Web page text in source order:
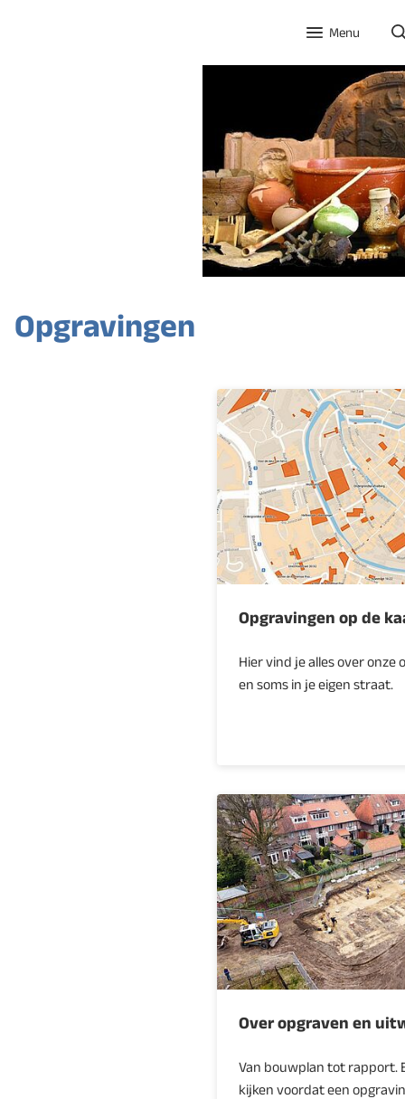
Menu
Opgravingen
Opgravingen op de
Hier vind je alles over onze
en soms in je eigen straat.
Over opgraven en
Van bouwplan tot rapport.
kijken voordat een